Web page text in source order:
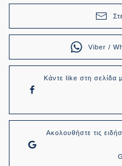
Viber /
Κάντε like στη σελίδα
Ακολουθήστε τις